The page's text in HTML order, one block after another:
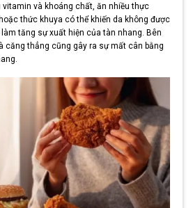
vitamin và khoáng chất, ăn nhiều thực
thức khuya có thể khiến da không được
tăng sự xuất hiện của tàn nhang. Bên
căng thẳng cũng gây ra sự mất cân bằng